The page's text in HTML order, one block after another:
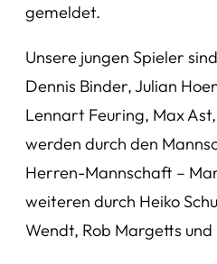
gemeldet.
Unsere jungen Spieler
Dennis Binder, Julian
Lennart Feuring, Max
werden durch den
Herren-Mannschaft –
weiteren durch Heiko
Wendt, Rob Margetts und